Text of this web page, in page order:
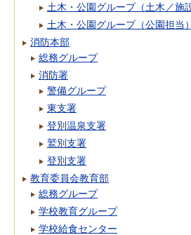
土木・公園グループ（土木／施
土木・公園グループ（公園担当）
消防本部
総務グループ
消防署
警備グループ
東支署
登別温泉支署
鷲別支署
登別支署
教育委員会教育部
総務グループ
学校教育グループ
学校給食センター